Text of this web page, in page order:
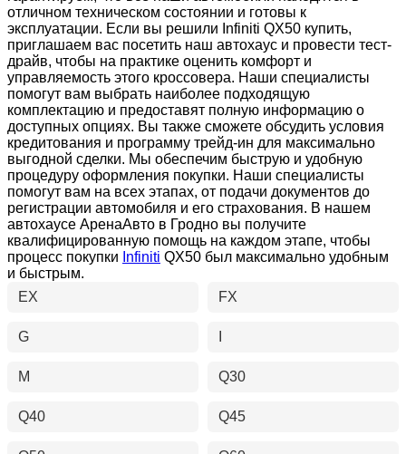
отличном техническом состоянии и готовы к
эксплуатации. Если вы решили Infiniti QX50 купить,
приглашаем вас посетить наш автохаус и провести тест-
драйв, чтобы на практике оценить комфорт и
управляемость этого кроссовера. Наши специалисты
помогут вам выбрать наиболее подходящую
комплектацию и предоставят полную информацию о
доступных опциях. Вы также сможете обсудить условия
кредитования и программу трейд-ин для максимально
выгодной сделки. Мы обеспечим быструю и удобную
процедуру оформления покупки. Наши специалисты
помогут вам на всех этапах, от подачи документов до
регистрации автомобиля и его страхования. В нашем
автохаусе АренаАвто в Гродно вы получите
квалифицированную помощь на каждом этапе, чтобы
процесс покупки Infiniti QX50 был максимально удобным
и быстрым.
EX
FX
G
M Q30
Q40 Q45